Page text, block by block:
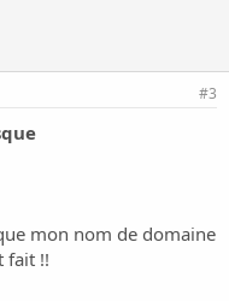
#3
mon nom de domaine
fait !!